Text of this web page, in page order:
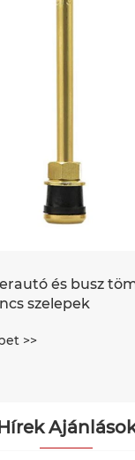
és busz
szelepek
>>